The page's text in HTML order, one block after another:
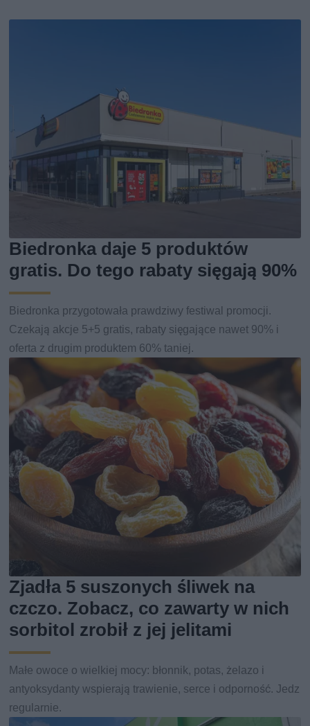
Biedronka daje 5 produktów
gratis. Do tego rabaty sięgają 90%
Biedronka przygotowała prawdziwy festiwal promocji.
Czekają akcje 5+5 gratis, rabaty sięgające nawet 90% i
oferta z drugim produktem 60% taniej.
Zjadła 5 suszonych śliwek na
czczo. Zobacz, co zawarty w nich
sorbitol zrobił z jej jelitami
Małe owoce o wielkiej mocy: błonnik, potas, żelazo i
antyoksydanty wspierają trawienie, serce i odporność. Jedz
regularnie.